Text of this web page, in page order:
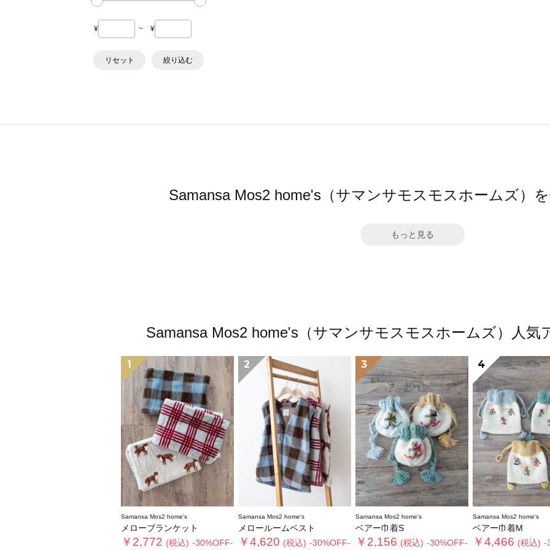
¥ ~ ¥
リセット 絞り込む
Samansa Mos2 home's（サマンサモスモスホームズ）
もっと見る
Samansa Mos2 home's（サマンサモスモスホームズ）人気
1
Samansa Mos2 home's
メローブランケット
￥2,772 (税込) -30%OFF-
2
Samansa Mos2 home's
メロールームベスト
￥4,620 (税込) -30%OFF-
3
Samansa Mos2 home's
ベアー巾着S
￥2,156 (税込) -30%OFF-
4
Samansa Mos2 home's
ベアー巾着M
￥4,466 (税込) -